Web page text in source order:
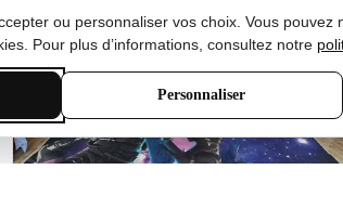
ou personnaliser vos choix. Vous
Pour plus d’informations, consultez notre
Personnaliser